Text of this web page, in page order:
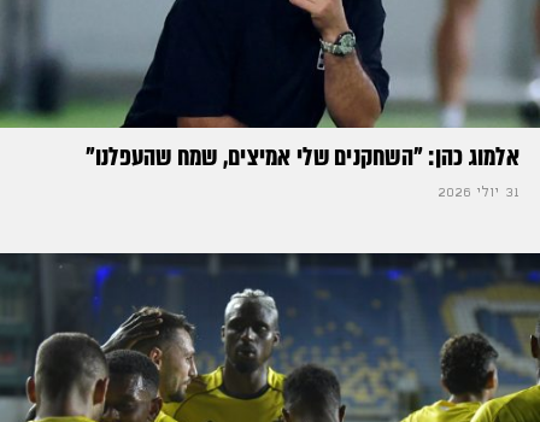
אלמוג כהן: "השחקנים שלי אמיצים, שמח שהעפלנו"
31 יולי 2026